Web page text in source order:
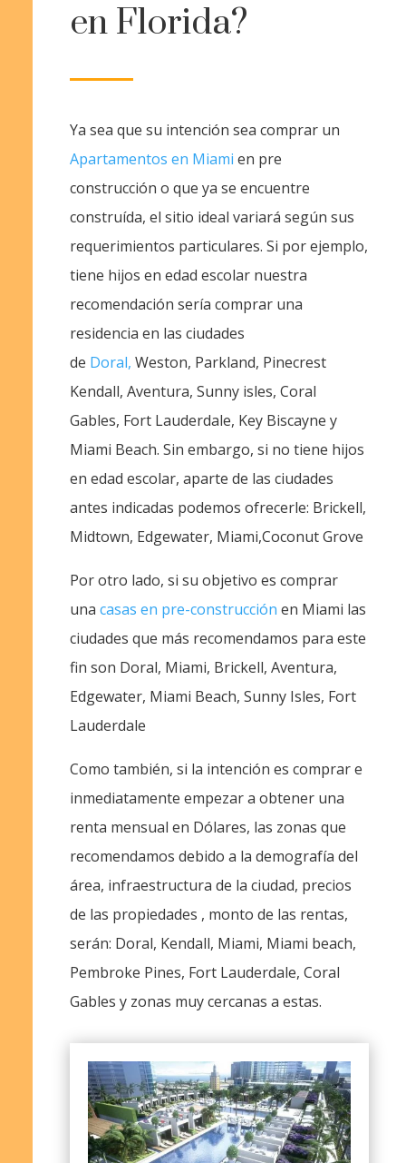
en Florida?
Ya sea que su intención sea comprar un
Apartamentos en Miami en pre
construcción o que ya se encuentre
construída, el sitio ideal variará según sus
requerimientos particulares. Si por ejemplo,
tiene hijos en edad escolar nuestra
recomendación sería comprar una
residencia en las ciudades
de Doral, Weston, Parkland, Pinecrest
Kendall, Aventura, Sunny isles, Coral
Gables, Fort Lauderdale, Key Biscayne y
Miami Beach. Sin embargo, si no tiene hijos
en edad escolar, aparte de las ciudades
antes indicadas podemos ofrecerle: Brickell,
Midtown, Edgewater, Miami,Coconut Grove
Por otro lado, si su objetivo es comprar
una casas en pre-construcción en Miami las
ciudades que más recomendamos para este
fin son Doral, Miami, Brickell, Aventura,
Edgewater, Miami Beach, Sunny Isles, Fort
Lauderdale
Como también, si la intención es comprar e
inmediatamente empezar a obtener una
renta mensual en Dólares, las zonas que
recomendamos debido a la demografía del
área, infraestructura de la ciudad, precios
de las propiedades , monto de las rentas,
serán: Doral, Kendall, Miami, Miami beach,
Pembroke Pines, Fort Lauderdale, Coral
Gables y zonas muy cercanas a estas.